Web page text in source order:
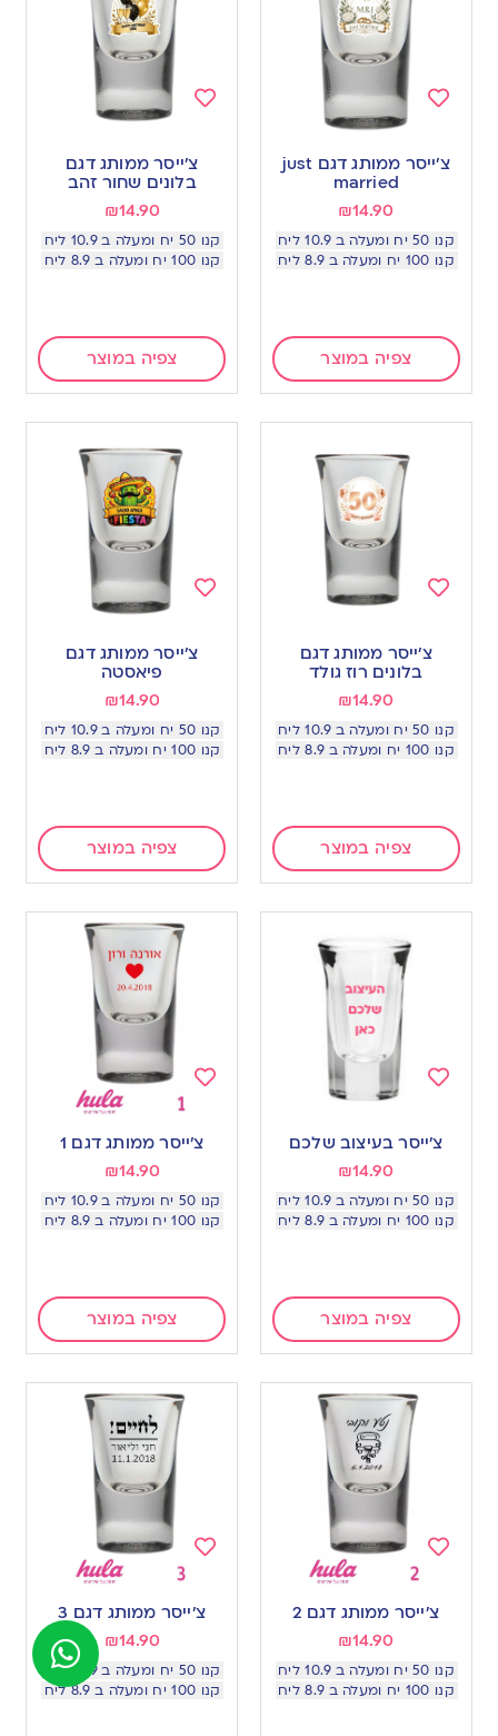
to
wishlist
צ׳ייסר ממותג דגם just
married
₪14.90
קנו 50 יח ומעלה ב 10.9 ליח
קנו 100 יח ומעלה ב 8.9 ליח
צפיה במוצר
wishlist
צ׳ייסר ממותג דגם
בלונים שחור זהב
₪14.90
קנו 50 יח ומעלה ב 10.9 ליח
קנו 100 יח ומעלה ב 8.9 ליח
צפיה במוצר
wishlist
צ׳ייסר ממותג דגם
בלונים רוז גולד
₪14.90
קנו 50 יח ומעלה ב 10.9 ליח
קנו 100 יח ומעלה ב 8.9 ליח
צפיה במוצר
צ׳ייסר ממותג דגם
פיאסטה
₪14.90
קנו 50 יח ומעלה ב 10.9 ליח
קנו 100 יח ומעלה ב 8.9 ליח
צפיה במוצר
wishlist
צ’ייסר בעיצוב שלכם
₪14.90
קנו 50 יח ומעלה ב 10.9 ליח
קנו 100 יח ומעלה ב 8.9 ליח
צפיה במוצר
wishlist
צ׳ייסר ממותג דגם 1
₪14.90
קנו 50 יח ומעלה ב 10.9 ליח
קנו 100 יח ומעלה ב 8.9 ליח
צפיה במוצר
צ׳ייסר ממותג דגם 2
₪14.90
קנו 50 יח ומעלה ב 10.9 ליח
קנו 100 יח ומעלה ב 8.9 ליח
צ׳ייסר ממותג דגם 3
₪14.90
קנו 50 יח ומעלה ב 10.9 ליח
קנו 100 יח ומעלה ב 8.9 ליח